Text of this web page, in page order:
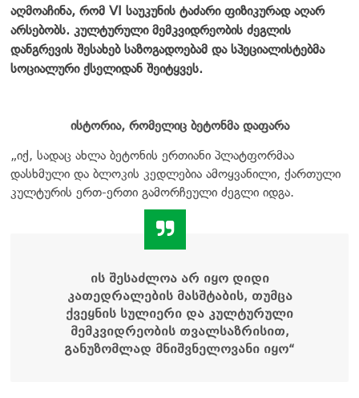
აღმოაჩინა, რომ VI საუკუნის ტაძარი ფიზიკურად აღარ
არსებობს. კულტურული მემკვიდრეობის ძეგლის
დანგრევის შესახებ საზოგადოებამ და სპეციალისტებმა
სოციალური ქსელიდან შეიტყვეს.
ისტორია, რომელიც ბეტონმა დაფარა
„იქ, სადაც ახლა ბეტონის ერთიანი პლატფორმაა
დასხმული და ბლოკის კედლებია ამოყვანილი, ქართული
კულტურის ერთ-ერთი გამორჩეული ძეგლი იდგა.
ის შესაძლოა არ იყო დიდი
კათედრალების მასშტაბის, თუმცა
ქვეყნის სულიერი და კულტურული
მემკვიდრეობის თვალსაზრისით,
განუზომლად მნიშვნელოვანი იყო“